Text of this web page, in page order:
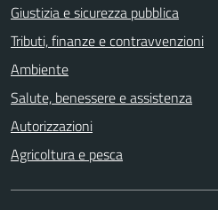
Giustizia e sicurezza pubblica
Tributi, finanze e contravvenzioni
Ambiente
Salute, benessere e assistenza
Autorizzazioni
Agricoltura e pesca